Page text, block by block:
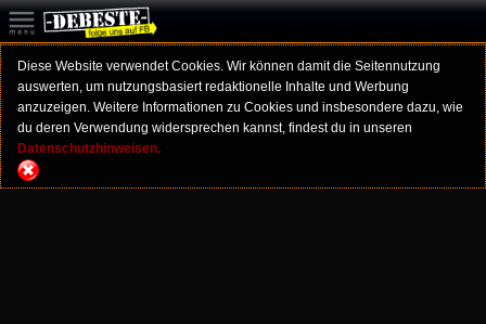
Diese Website verwendet Cookies. Wir können damit die Seitennutzung
auswerten, um nutzungsbasiert redaktionelle Inhalte und Werbung
anzuzeigen. Weitere Informationen zu Cookies und insbesondere dazu, wie
du deren Verwendung widersprechen kannst, findest du in unseren
Datenschutzhinweisen.